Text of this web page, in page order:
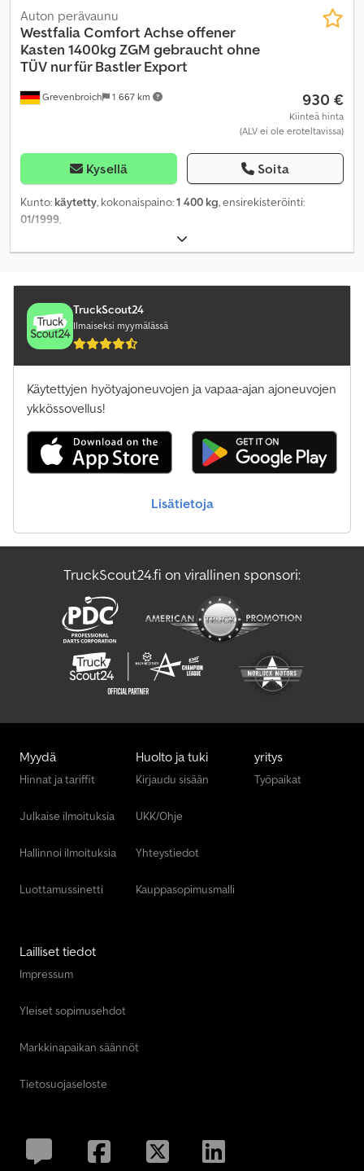
Grevenbroich 1 667 km
Auton perävaunu
WestfaliaComfort Achse offener
Kasten 1400kg ZGM gebraucht ohne
TÜV nur für Bastler Export
930 €
Kiinteä hinta
(ALV ei ole eroteltavissa)
Kysellä Soita
Kunto: käytetty, kokonaispaino:1 400 kg, ensirekisteröinti:
01/1999,
TruckScout24
Ilmaiseksi myymälässä
Käytettyjen hyötyajoneuvojen ja vapaa-ajan ajoneuvojen
ykkössovellus!
Lisätietoja
TruckScout24.fi on virallinen sponsori:
Myydä
Hinnat ja tariffit
Julkaise ilmoituksia
Hallinnoi ilmoituksia
Luottamussinetti
Huolto ja tuki
Kirjaudu sisään
UKK/Ohje
Yhteystiedot
Kauppasopimusmalli
yritys
Työpaikat
Lailliset tiedot
Impressum
Yleiset sopimusehdot
Markkinapaikan säännöt
Tietosuojaseloste